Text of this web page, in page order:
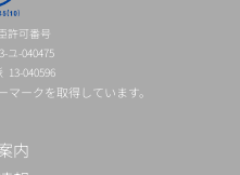
許可番号
ユ-040475
040596
ークを取得しています。
内